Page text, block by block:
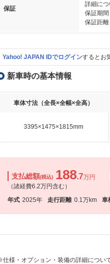
保証
詳細につ
保証期
保証距
Yahoo! JAPAN IDでログインするとお
新車時の基本情報
車体寸法（全長×全幅×全高）
3395×1475×1815mm
支払総額(税込) 188.7万円
（諸経費6.2万円含む）
年式 2025年 走行距離 0.1万km 車
様・オプション・装備の詳細につい